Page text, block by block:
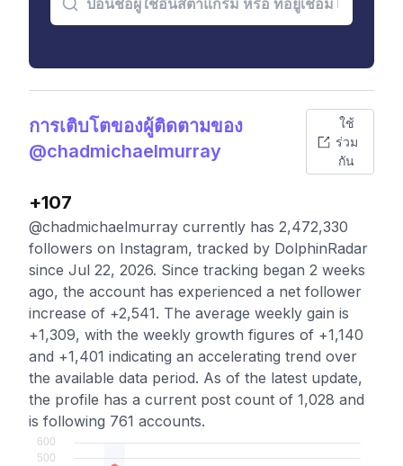
การเติบโตของผู้ติดตามของ
@chadmichaelmurray
ใช้
ร่วม
กัน
+107
@chadmichaelmurray currently has 2,472,330
followers on Instagram, tracked by DolphinRadar
since Jul 22, 2026. Since tracking began 2 weeks
ago, the account has experienced a net follower
increase of +2,541. The average weekly gain is
+1,309, with the weekly growth figures of +1,140
and +1,401 indicating an accelerating trend over
the available data period. As of the latest update,
the profile has a current post count of 1,028 and
is following 761 accounts.